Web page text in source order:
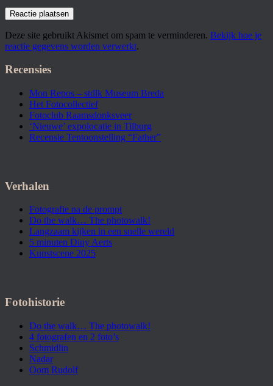
Deze site gebruikt Akismet om spam te verminderen. Bekijk hoe je
reactie gegevens worden verwerkt.
Recensies
Mon Repos – stdlk Museum Breda
Het Fotocollectief
Fotoclub Raamsdonksveer
‘Nieuwe’ expolocatie in Tilburg
Recensie Tentoonstelling “Father”
Verhalen
Fotografie na de prompt
Do the walk… The photowalk!
Langzaam kijken in een snelle wereld
5 minuten Diny Aerts
Kunstscene 2025
Fotohistorie
Do the walk… The photowalk!
4 fotografen en 2 foto’s
Schmidlin
Nadar
Oom Rudolf